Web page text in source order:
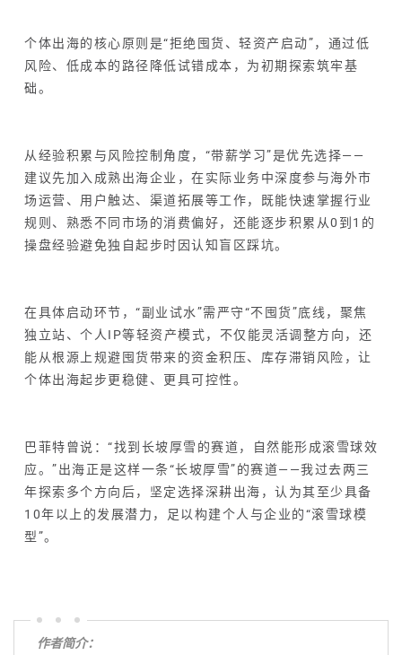
个体出海的核心原则是“拒绝囤货、轻资产启动”，通过低
风险、低成本的路径降低试错成本，为初期探索筑牢基
础。
从经验积累与风险控制角度，“带薪学习”是优先选择——
建议先加入成熟出海企业，在实际业务中深度参与海外市
场运营、用户触达、渠道拓展等工作，既能快速掌握行业
规则、熟悉不同市场的消费偏好，还能逐步积累从0到1的
操盘经验避免独自起步时因认知盲区踩坑。
在具体启动环节，“副业试水”需严守“不囤货”底线，聚焦
独立站、个人IP等轻资产模式，不仅能灵活调整方向，还
能从根源上规避囤货带来的资金积压、库存滞销风险，让
个体出海起步更稳健、更具可控性。
巴菲特曾说：“找到长坡厚雪的赛道，自然能形成滚雪球效
应。”出海正是这样一条“长坡厚雪”的赛道——我过去两三
年探索多个方向后，坚定选择深耕出海，认为其至少具备
10年以上的发展潜力，足以构建个人与企业的“滚雪球模
型”。
作者简介：